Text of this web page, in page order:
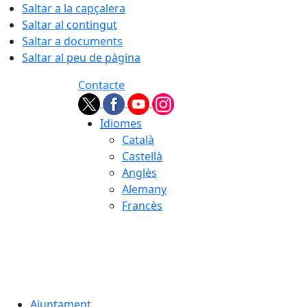
Saltar a la capçalera
Saltar al contingut
Saltar a documents
Saltar al peu de pàgina
Contacte
Idiomes
Català
Castellà
Anglès
Alemany
Francès